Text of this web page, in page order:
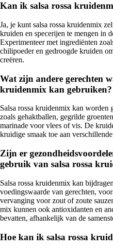
Kan ik salsa rossa
Ja, je kunt salsa rossa kruidenmix
kruiden en specerijen te mengen in
Experimenteer met ingrediënten
chilipoeder en gedroogde kruiden
creëren.
Wat zijn andere gerechten
kruidenmix kan gebruiken?
Salsa rossa kruidenmix kan worden
zoals gehaktballen, gegrilde
marinade voor vlees of vis. De
kruidige smaak toe aan
Zijn er
gebruik van salsa rossa
Salsa rossa kruidenmix kan
voedingswaarde van gerechten,
vervanging voor zout of zoute
mix kunnen ook antioxidanten en
bevatten, afhankelijk van de
Hoe kan ik salsa rossa